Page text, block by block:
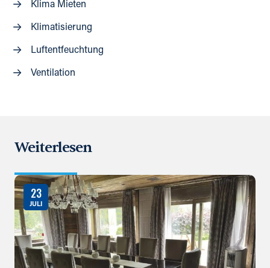
Klima Mieten
Klimatisierung
Luftentfeuchtung
Ventilation
Weiterlesen
23
JULI